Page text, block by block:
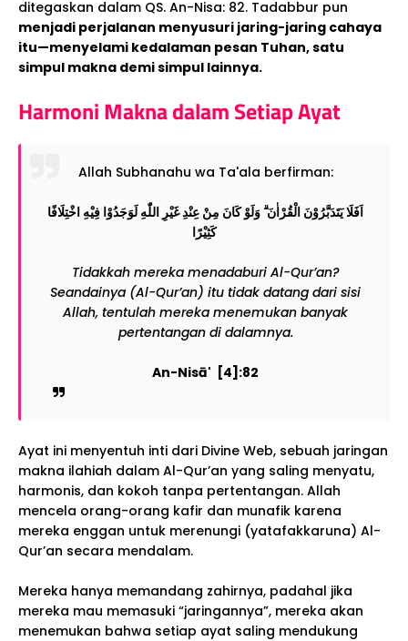
ditegaskan dalam QS. An-Nisa: 82. Tadabbur pun
menjadi perjalanan menyusuri jaring-jaring cahaya
itu—menyelami kedalaman pesan Tuhan, satu
simpul makna demi simpul lainnya.
Harmoni Makna dalam Setiap Ayat
Allah Subhanahu wa Ta'ala berfirman:
اَفَلَا يَتَدَبَّرُوْنَ الْقُرْاٰنَ ۗ وَلَوْ كَانَ مِنْ عِنْدِ غَيْرِ اللّٰهِ لَوَجَدُوْا فِيْهِ اخْتِلَافًا
كَثِيْرًا
Tidakkah mereka menadaburi Al-Qur’an?
Seandainya (Al-Qur’an) itu tidak datang dari sisi
Allah, tentulah mereka menemukan banyak
pertentangan di dalamnya.
An-Nisā' [4]:82
Ayat ini menyentuh inti dari Divine Web, sebuah jaringan
makna ilahiah dalam Al-Qur’an yang saling menyatu,
harmonis, dan kokoh tanpa pertentangan. Allah
mencela orang-orang kafir dan munafik karena
mereka enggan untuk merenungi (yatafakkaruna) Al-
Qur’an secara mendalam.
Mereka hanya memandang zahirnya, padahal jika
mereka mau memasuki “jaringannya”, mereka akan
menemukan bahwa setiap ayat saling mendukung